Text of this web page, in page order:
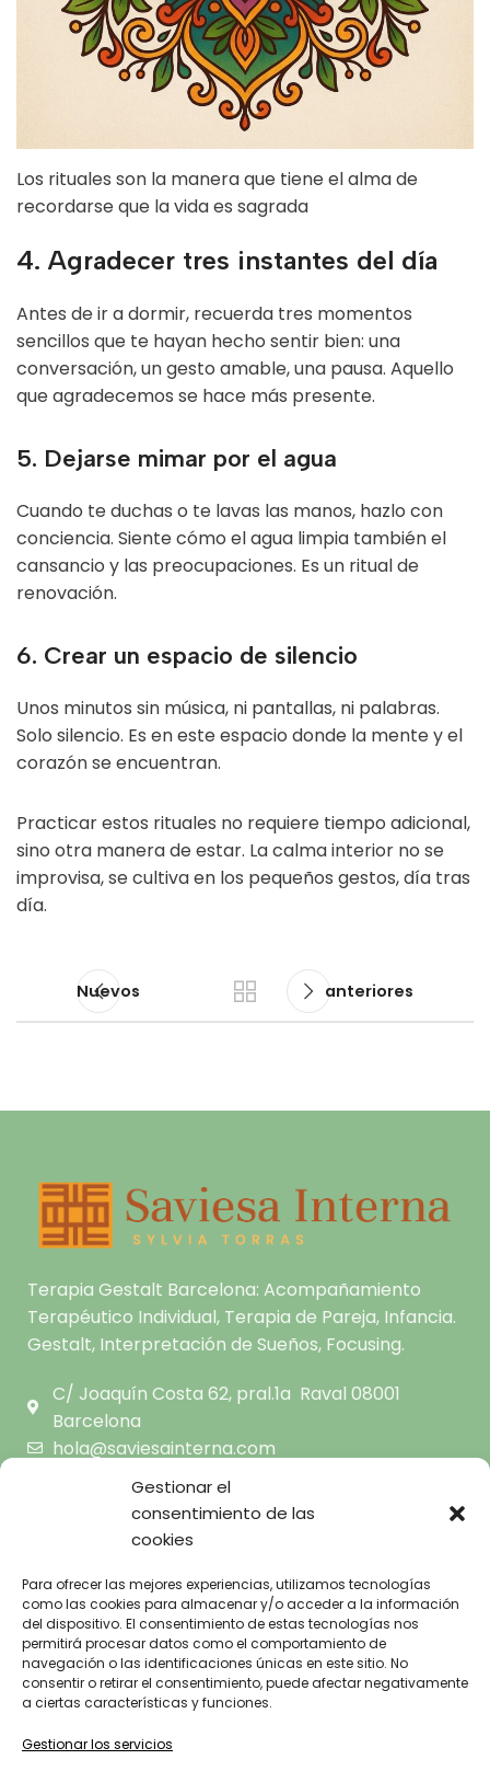
Gestionar el
consentimiento de las
cookies
Para ofrecer las mejores experiencias, utilizamos tecnologías
como las cookies para almacenar y/o acceder a la información
del dispositivo. El consentimiento de estas tecnologías nos
permitirá procesar datos como el comportamiento de
navegación o las identificaciones únicas en este sitio. No
consentir o retirar el consentimiento, puede afectar negativamente
a ciertas características y funciones.
Gestionar los servicios
Los rituales son la manera que tiene el alma de
recordarse que la vida es sagrada
4. Agradecer tres instantes del día
Antes de ir a dormir, recuerda tres momentos
sencillos que te hayan hecho sentir bien: una
conversación, un gesto amable, una pausa. Aquello
que agradecemos se hace más presente.
5. Dejarse mimar por el agua
Cuando te duchas o te lavas las manos, hazlo con
conciencia. Siente cómo el agua limpia también el
cansancio y las preocupaciones. Es un ritual de
renovación.
6. Crear un espacio de silencio
Unos minutos sin música, ni pantallas, ni palabras.
Solo silencio. Es en este espacio donde la mente y el
corazón se encuentran.
Practicar estos rituales no requiere tiempo adicional,
sino otra manera de estar. La calma interior no se
improvisa, se cultiva en los pequeños gestos, día tras
día.
Nuevos anteriores
Terapia Gestalt Barcelona: Acompañamiento
Terapéutico Individual, Terapia de Pareja, Infancia.
Gestalt, Interpretación de Sueños, Focusing.
C/ Joaquín Costa 62, pral.1a Raval 08001
Barcelona
hola@saviesainterna.com
665.681.444
TERAPIA GESTALT A TU
ALCANCE
CENTRO
BLOG
FAQ’S
AVISO LEGAL
POLÍTICA DE
PRIVACIDAD
POLÍTICA DE
COOKIES